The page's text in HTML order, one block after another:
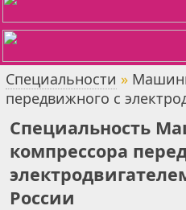
Специальности »
передвижного с
Специальность
компрессора
России